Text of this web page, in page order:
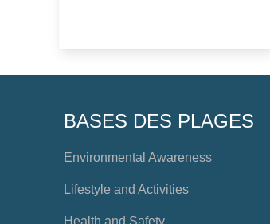
BASES DES PLAGES
Environmental Awareness
Lifestyle and Activities
Health and Safety